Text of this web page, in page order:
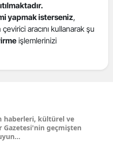
yapmak isterseniz,
aracını kullanarak şu
işlemlerinizi
haberleri, kültürel ve
geçmişten